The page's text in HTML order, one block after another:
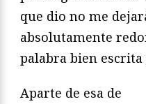
que dio no me
absolutamente
palabra bien escrita
Aparte de esa de